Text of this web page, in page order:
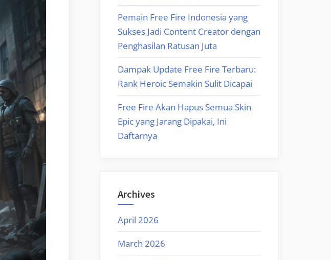
Pemain Free Fire Indonesia yang
Sukses Jadi Content Creator dengan
Penghasilan Ratusan Juta
Dampak Update Free Fire Terbaru:
Rank Heroic Semakin Sulit Dicapai
Free Fire Akan Hapus Semua Skin
Epic yang Jarang Dipakai, Ini
Daftarnya
Archives
April 2026
March 2026